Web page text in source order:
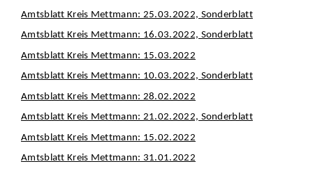
Amtsblatt Kreis Mettmann: 25.03.2022, Sonderblatt
Amtsblatt Kreis Mettmann: 16.03.2022, Sonderblatt
Amtsblatt Kreis Mettmann: 15.03.2022
Amtsblatt Kreis Mettmann: 10.03.2022, Sonderblatt
Amtsblatt Kreis Mettmann: 28.02.2022
Amtsblatt Kreis Mettmann: 21.02.2022, Sonderblatt
Amtsblatt Kreis Mettmann: 15.02.2022
Amtsblatt Kreis Mettmann: 31.01.2022